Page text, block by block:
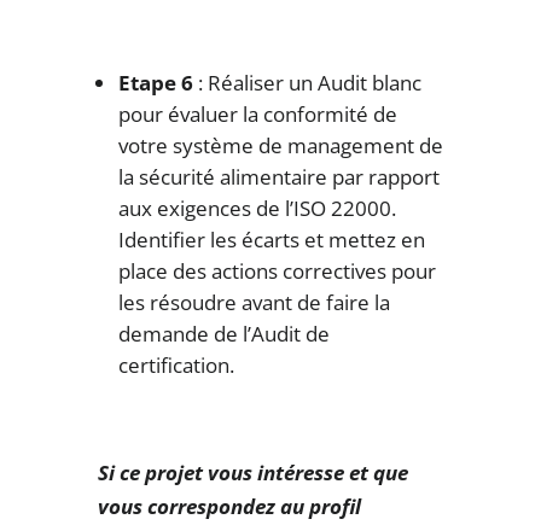
Etape 6 : Réaliser un Audit blanc
pour évaluer la conformité de
votre système de management de
la sécurité alimentaire par rapport
aux exigences de l’ISO 22000.
Identifier les écarts et mettez en
place des actions correctives pour
les résoudre avant de faire la
demande de l’Audit de
certification.
Si ce projet vous intéresse et que
vous correspondez au profil